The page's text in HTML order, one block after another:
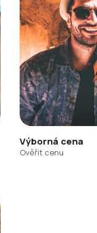
Výborná cena
Ověřit cenu